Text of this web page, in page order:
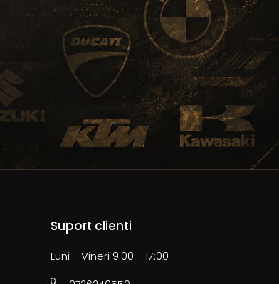
Suport clienti
Luni - Vineri 9:00 - 17:00